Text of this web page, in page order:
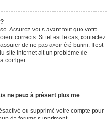
Assurez-vous avant tout que votre
corrects. Si tel est le cas, contactez
de ne pas avoir été banni. Il est
site internet ait un problème de
corriger.
ne peux à présent plus me
ou supprimé votre compte pour